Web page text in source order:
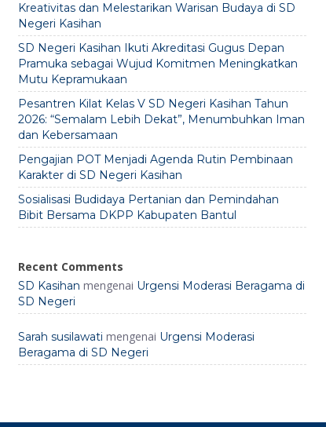
Kreativitas dan Melestarikan Warisan Budaya di SD
Negeri Kasihan
SD Negeri Kasihan Ikuti Akreditasi Gugus Depan
Pramuka sebagai Wujud Komitmen Meningkatkan
Mutu Kepramukaan
Pesantren Kilat Kelas V SD Negeri Kasihan Tahun
2026: “Semalam Lebih Dekat”, Menumbuhkan Iman
dan Kebersamaan
Pengajian POT Menjadi Agenda Rutin Pembinaan
Karakter di SD Negeri Kasihan
Sosialisasi Budidaya Pertanian dan Pemindahan
Bibit Bersama DKPP Kabupaten Bantul
Recent Comments
SD Kasihan mengenai Urgensi Moderasi Beragama di
SD Negeri
Sarah susilawati mengenai Urgensi Moderasi
Beragama di SD Negeri